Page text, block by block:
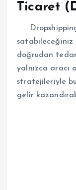
Ticaret
satabileceğiniz
doğrudan
yalnızca aracı
stratejileriyle
gelir